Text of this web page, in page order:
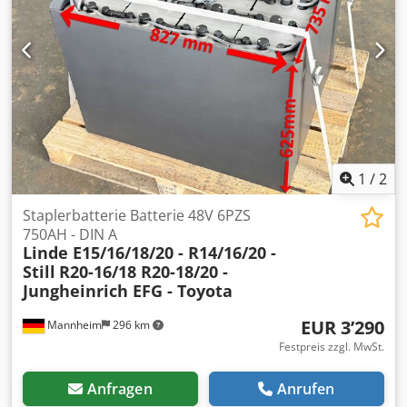
Zweisäulen-Hydraulikpresse Baujahr: 1986 Presskraft: 160
kN Motorleistung: 3 kW, 380 V, 50 Hz Zweihandbedienung
Aufstellhöhe: 280 mm Hub: 100 mm Tischbreite: 440 mm
Tischtiefe: 320 mm Maschinenabmessungen: Chodpfx
Abezf Ilcjioa Höhe: 200 cm Breite: 103 cm Länge: 104 cm
Gewicht: 1000 kg.
1 /2
Mannheim 296 km
Staplerbatterie Batterie 48V 6PZS
750AH - DIN A
Linde E15/16/18/20 - R14/16/20 -
Still R20-16/18 R20-18/20 -
Jungheinrich EFG - Toyota
EUR 3’290
Festpreis zzgl. MwSt.
Anfragen Anrufen